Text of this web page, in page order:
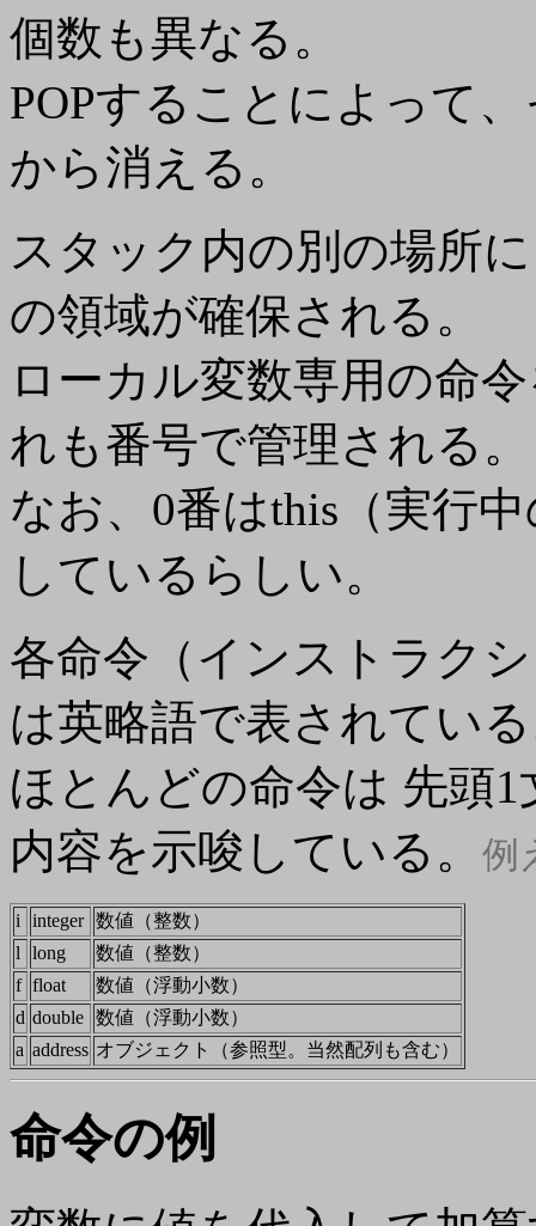
個数も異なる。
POPすることによって
から消える。
スタック内の別の場所
の領域が確保される。
ローカル変数専用の命
れも番号で管理される。
なお、0番はthis（実行
しているらしい。
各命令（インストラク
は英略語で表されてい
ほとんどの命令は 先頭
内容を示唆している。
例
i integer 数値（整数）
l
long
数値（整数）
f float
数値（浮動小数）
d double 数値（浮動小数）
a address オブジェクト（参照型。当然配列も含む）
命令の例